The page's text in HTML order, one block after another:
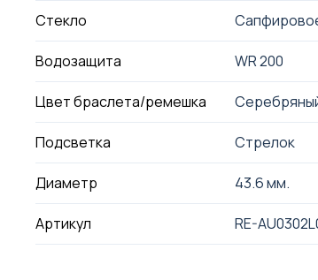
Стекло
Водозащита WR 200
Цвет браслета/ремешка
Подсветка Стрелок
Диаметр 43.6 мм.
Артикул RE-